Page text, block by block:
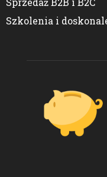
Szkolenia i